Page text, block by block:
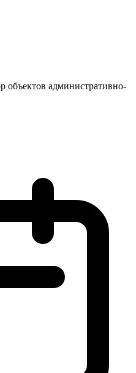
объектов административно-